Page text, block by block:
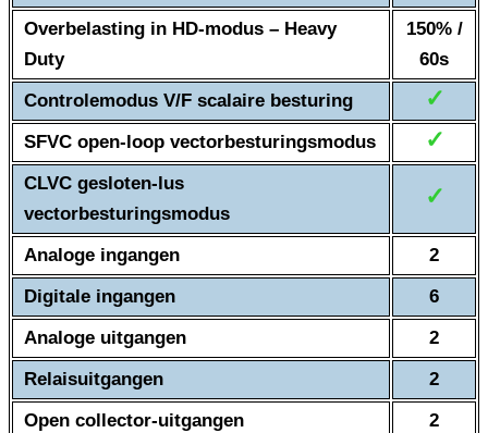
Overbelasting in HD-modus – Heavy
Duty
150% /
60s
Controlemodus V/F scalaire besturing
✓
SFVC open-loop vectorbesturingsmodus ✓
CLVC gesloten-lus
vectorbesturingsmodus
✓
Analoge ingangen
2
Digitale ingangen
6
Analoge uitgangen
2
Relaisuitgangen
2
Open collector-uitgangen
2